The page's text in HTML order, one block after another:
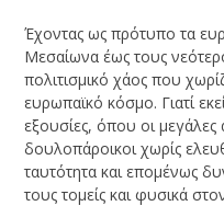
Έχοντας ως πρότυπο τα
Μεσαίωνα έως τους
πολιτισμικό χάος που
ευρωπαϊκό κόσμο. Γιατί
εξουσίες, όπου οι μεγάλες
δουλοπάροικοι χωρίς
ταυτότητα και επομένως
τους τομείς και φυσικά